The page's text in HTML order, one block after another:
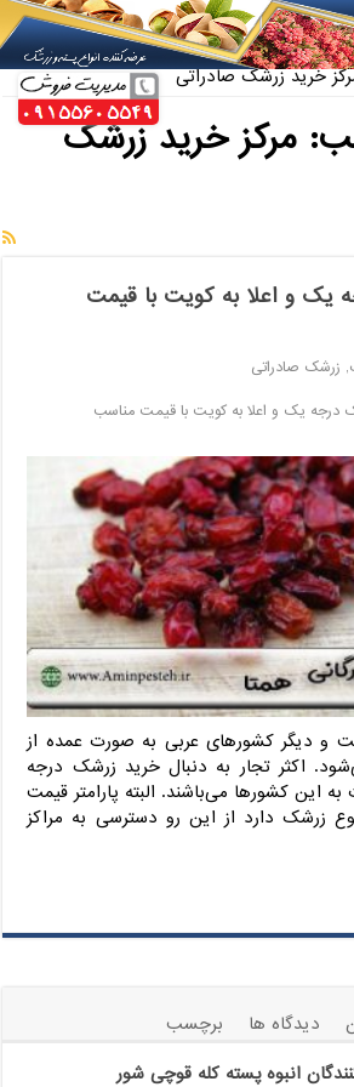
کله قوچی سیرجان
خرید زرشک صادراتی
مرکز خرید زرشک
یک و اعلا به کویت با قیمت
, زرشک صادراتی
درجه یک و اعلا به کویت با قیمت مناسب
و دیگر کشورهای عربی به صورت عمده از
اکثر تجار به دنبال خرید زرشک درجه
این کشورها می‌باشند. البته پارامتر قیمت
زرشک دارد از این رو دسترسی به مراکز
دیدگاه ها
برچسب
انبوه پسته کله قوچی شور